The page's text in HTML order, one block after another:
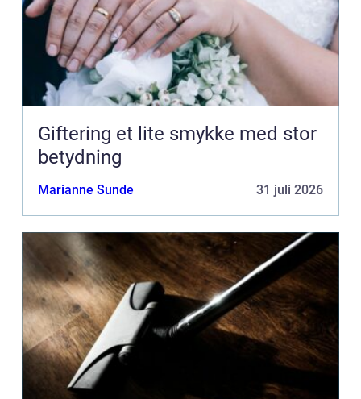
Giftering et lite smykke med stor
betydning
Marianne Sunde 31 juli 2026